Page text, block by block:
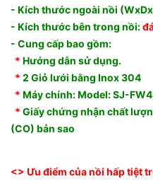
- Kích thước ngoài nồi
- Kích thước bên trong nồi:
- Cung cấp bao gồm:
* Hướng dẫn sử dụng.
* 2 Giỏ lưới bằng Inox 304
* Máy chính: Model: SJ-
* Giấy chứng nhận chất
(CO) bản sao
<> Ưu điểm của nồi hấp tiệt